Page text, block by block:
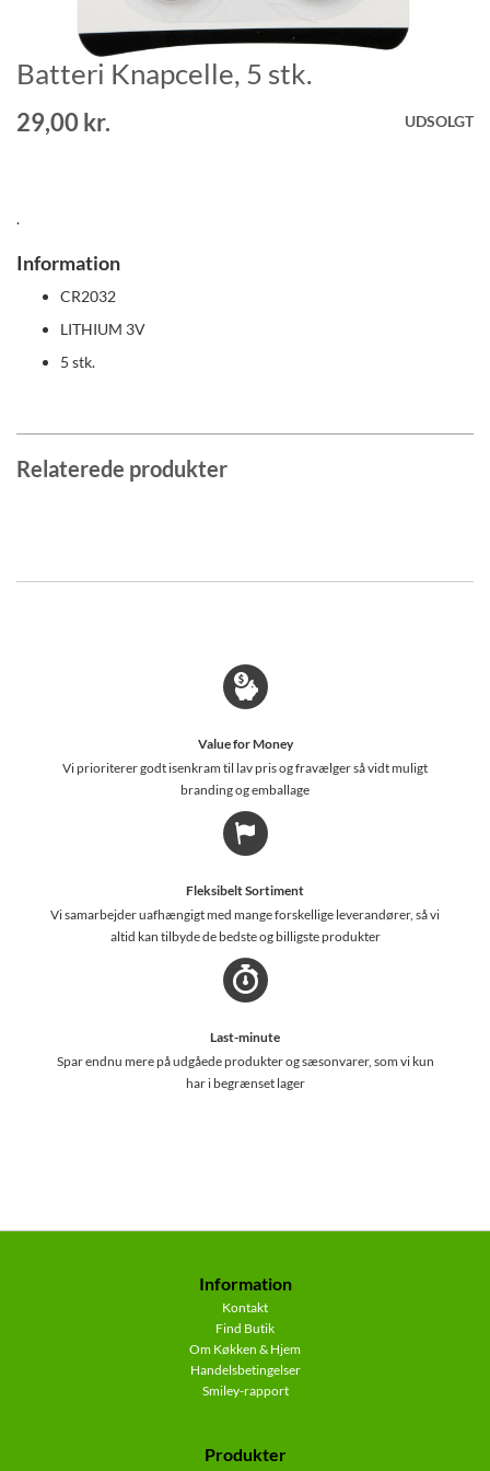
Gå
til
starten
af
Batteri Knapcelle, 5 stk.
29,00 kr. UDSOLGT
.
Information
CR2032
LITHIUM 3V
5 stk.
Relaterede produkter
Value for Money
Vi prioriterer godt isenkram til lav pris og fravælger så vidt muligt
branding og emballage
Fleksibelt Sortiment
Vi samarbejder uafhængigt med mange forskellige leverandører, så vi
altid kan tilbyde de bedste og billigste produkter
Last-minute
Spar endnu mere på udgåede produkter og sæsonvarer, som vi kun
har i begrænset lager
Information
Kontakt
Find Butik
Om Køkken & Hjem
Handelsbetingelser
Smiley-rapport
Produkter